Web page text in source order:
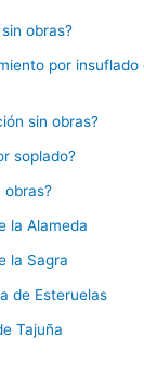
obras?
por insuflado
sin obras?
soplado?
obras?
la Alameda
la Sagra
de Esteruelas
Tajuña